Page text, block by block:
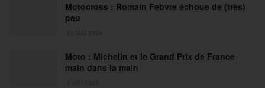
Motocross : Romain Febvre échoue de (très)
peu
Moto : Michelin et le Grand Prix de France
main dans la main